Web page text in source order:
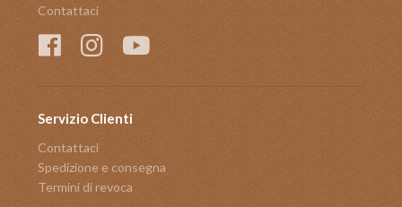
Contattaci
Servizio Clienti
Contattaci
Spedizione e consegna
Termini di revoca